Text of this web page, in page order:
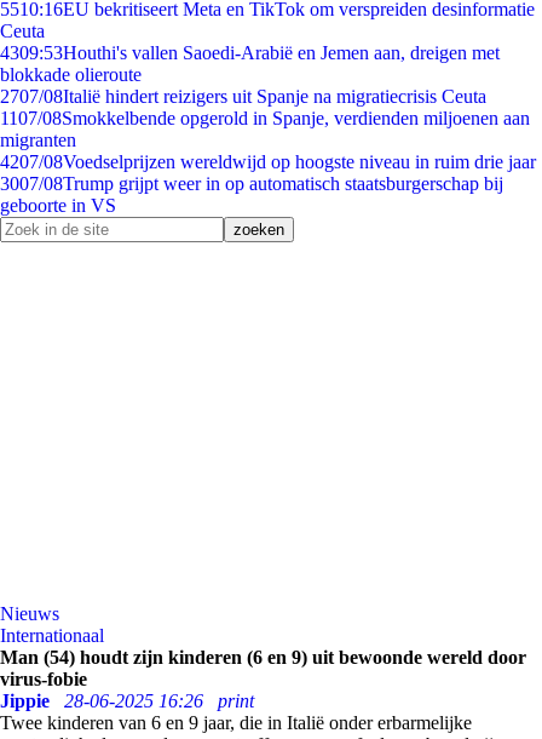
5510:16EU bekritiseert Meta en TikTok om verspreiden desinformatie
Ceuta
4309:53Houthi's vallen Saoedi-Arabië en Jemen aan, dreigen met
blokkade olieroute
2707/08Italië hindert reizigers uit Spanje na migratiecrisis Ceuta
1107/08Smokkelbende opgerold in Spanje, verdienden miljoenen aan
migranten
4207/08Voedselprijzen wereldwijd op hoogste niveau in ruim drie jaar
3007/08Trump grijpt weer in op automatisch staatsburgerschap bij
geboorte in VS
Nieuws
Internationaal
Man (54) houdt zijn kinderen (6 en 9) uit bewoonde wereld door
virus-fobie
Jippie
28-06-2025 16:26
print
Twee kinderen van 6 en 9 jaar, die in Italië onder erbarmelijke